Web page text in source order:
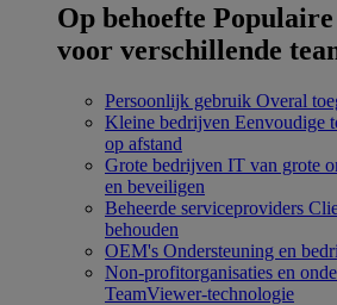
Op behoefte Populaire
voor verschillende
Persoonlijk gebruik Overal
Kleine bedrijven Eenvoudige
op afstand
Grote bedrijven IT van grote
en beveiligen
Beheerde serviceproviders
behouden
OEM's Ondersteuning en
Non-profitorganisaties en
TeamViewer-technologie